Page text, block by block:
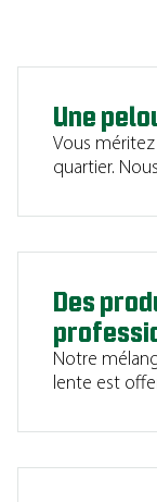
Une
Vous
quartier.
Des
Notre
lente est